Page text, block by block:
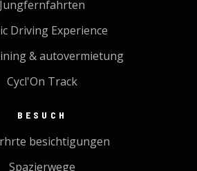
Jungfernfahrten
Driving Experience
& autovermietung
Cycl'On Track
BESUCH
besichtigungen
Spazierwege